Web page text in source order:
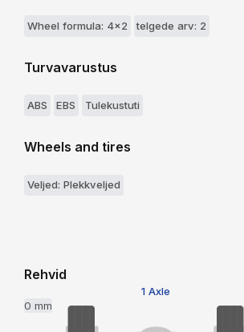
Wheel formula: 4x2 telgede arv: 2
Turvavarustus
ABS EBS Tulekustuti
Wheels and tires
Veljed: Plekkveljed
Rehvid
1 Axle
0 mm